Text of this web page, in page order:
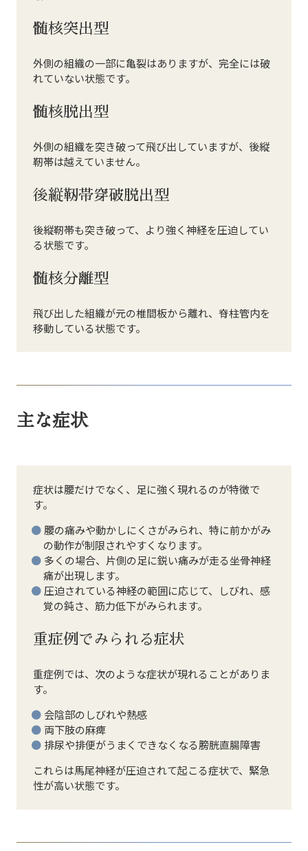
髄核突出型
外側の組織の一部に亀裂はありますが、完全には破
れていない状態です。
髄核脱出型
外側の組織を突き破って飛び出していますが、後縦
靭帯は越えていません。
後縦靭帯穿破脱出型
後縦靭帯も突き破って、より強く神経を圧迫してい
る状態です。
髄核分離型
飛び出した組織が元の椎間板から離れ、脊柱管内を
移動している状態です。
主な症状
症状は腰だけでなく、足に強く現れるのが特徴で
す。
腰の痛みや動かしにくさがみられ、特に前かがみ
の動作が制限されやすくなります。
多くの場合、片側の足に鋭い痛みが走る坐骨神経
痛が出現します。
圧迫されている神経の範囲に応じて、しびれ、感
覚の鈍さ、筋力低下がみられます。
重症例でみられる症状
重症例では、次のような症状が現れることがありま
す。
会陰部のしびれや熱感
両下肢の麻痺
排尿や排便がうまくできなくなる膀胱直腸障害
これらは馬尾神経が圧迫されて起こる症状で、緊急
性が高い状態です。